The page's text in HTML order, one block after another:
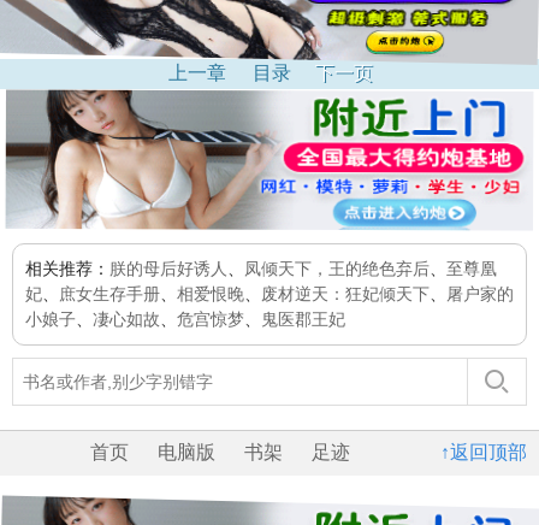
上一章 目录 下一页
相关推荐： 朕的母后好诱人 凤倾天下，王的绝色弃后
至尊凰
妃
庶女生存手册 相爱恨晚 废材逆天：狂妃倾天下
屠户家的
小娘子
凄心如故 危宫惊梦 鬼医郡王妃
↑返回顶部
首页 电脑版 书架 足迹